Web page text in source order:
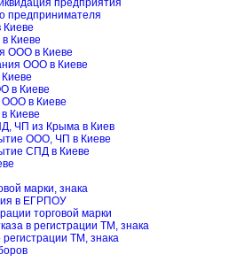
предприятия
предпринимателя
Киеве
ООО в Киеве
ООО в Киеве
в Киеве
ООО в Киеве
Киеве
ЧП из Крыма в Киев
ООО, ЧП в Киеве
СПД в Киеве
марки, знака
в ЕГРПОУ
торговой марки
в регистрации ТМ, знака
ТМ, знака